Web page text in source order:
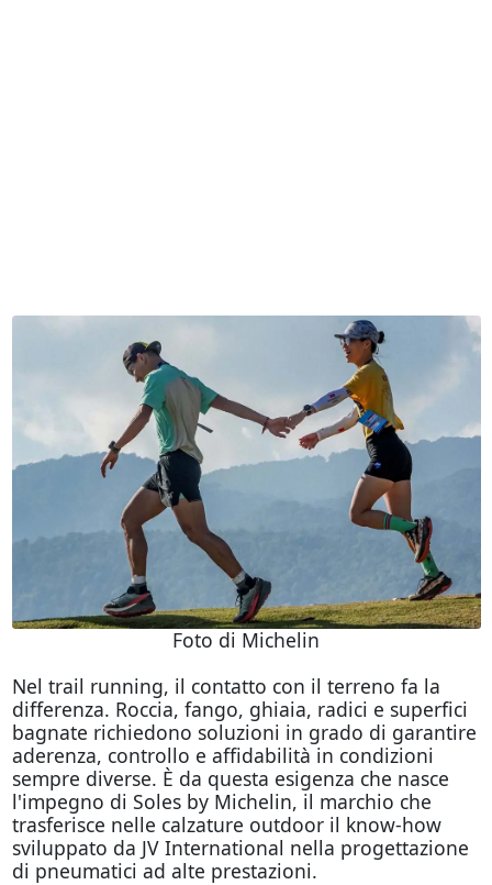
Foto di Michelin
Nel trail running, il contatto con il terreno fa la
differenza. Roccia, fango, ghiaia, radici e superfici
bagnate richiedono soluzioni in grado di garantire
aderenza, controllo e affidabilità in condizioni
sempre diverse. È da questa esigenza che nasce
l'impegno di Soles by Michelin, il marchio che
trasferisce nelle calzature outdoor il know-how
sviluppato da JV International nella progettazione
di pneumatici ad alte prestazioni.